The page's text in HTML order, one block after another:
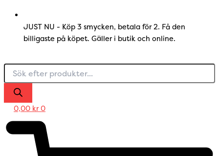
JUST NU - Köp 3 smycken, betala för 2. Få den
billigaste på köpet. Gäller i butik och online.
0,00 kr 0